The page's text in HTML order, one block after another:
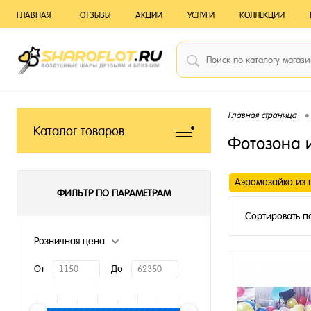
ГЛАВНАЯ ОТЗЫВЫ АКЦИИ УСЛУГИ КОЛЛЕКЦИИ
Каталог товаров
ФИЛЬТР ПО ПАРАМЕТРАМ
Розничная цена
От До
Главная страница •
Фотозона
Аэромозайка из
Сортировать